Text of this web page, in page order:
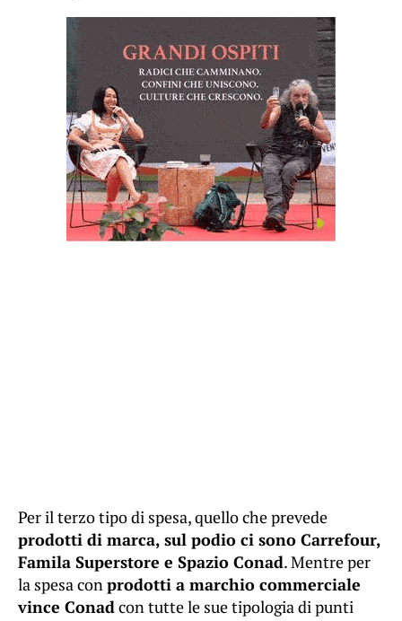
Per il terzo tipo di spesa, quello che prevede
prodotti di marca, sul podio ci sono Carrefour,
Famila Superstore e Spazio Conad. Mentre per
la spesa conprodotti a marchio commerciale
vince Conadcon tutte le sue tipologia di punti